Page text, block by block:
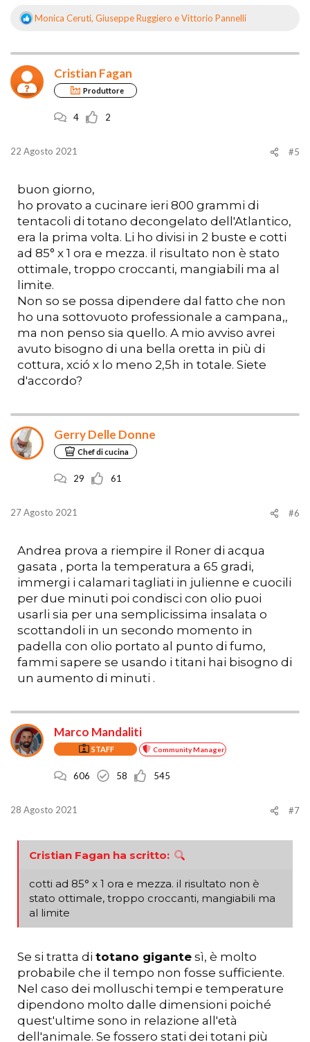
R
i
o
n
Monica Ceruti, Giuseppe Ruggiero eVittorio Pannelli
Cristian Fagan
Produttore
4 2
22 Agosto 2021 #5
buon giorno,
ho provato a cucinare ieri 800 grammi di
tentacoli di totano decongelato dell'Atlantico,
era la prima volta. Li ho divisi in 2 buste e cotti
ad 85° x 1 ora e mezza. il risultato non è stato
ottimale, troppo croccanti, mangiabili ma al
limite.
Non so se possa dipendere dal fatto che non
ho una sottovuoto professionale a campana,,
ma non penso sia quello. A mio avviso avrei
avuto bisogno di una bella oretta in più di
cottura, xció x lo meno 2,5h in totale. Siete
d'accordo?
Gerry Delle Donne
Chef di cucina
29 61
27 Agosto 2021 #6
Andrea prova a riempire il Roner di acqua
gasata , porta la temperatura a 65 gradi,
immergi i calamari tagliati in julienne e cuocili
per due minuti poi condisci con olio puoi
usarli sia per una semplicissima insalata o
scottandoli in un secondo momento in
padella con olio portato al punto di fumo,
fammi sapere se usando i titani hai bisogno di
un aumento di minuti .
Marco Mandaliti
STAFF Community Manager
606 58 545
28 Agosto 2021 #7
Cristian Fagan ha scritto:
cotti ad 85° x 1 ora e mezza. il risultato non è
stato ottimale, troppo croccanti, mangiabili ma
al limite
Se si tratta di totano gigante sì, è molto
probabile che il tempo non fosse sufficiente.
Nel caso dei molluschi tempi e temperature
dipendono molto dalle dimensioni poiché
quest'ultime sono in relazione all'età
dell'animale. Se fossero stati dei totani più